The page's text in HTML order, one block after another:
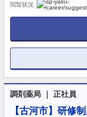
勤2～3
閲覧状況
調剤薬局 ｜ 正社員
【古河市】研修